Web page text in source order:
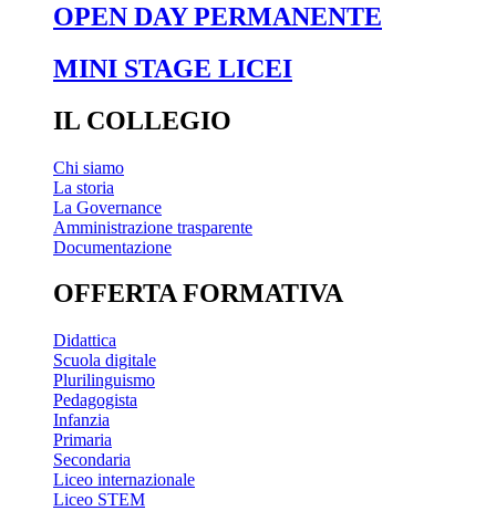
OPEN DAY PERMANENTE
MINI STAGE LICEI
IL COLLEGIO
Chi siamo
La storia
La Governance
Amministrazione trasparente
Documentazione
OFFERTA FORMATIVA
Didattica
Scuola digitale
Plurilinguismo
Pedagogista
Infanzia
Primaria
Secondaria
Liceo internazionale
Liceo STEM